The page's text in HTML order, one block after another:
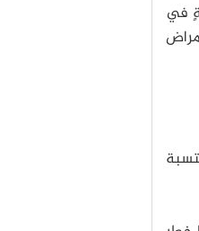
في